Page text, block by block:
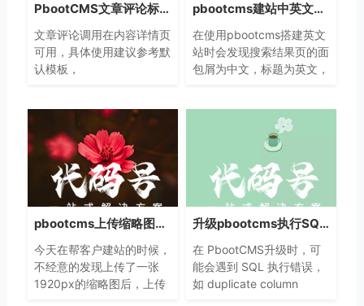
PbootCMS文章评论标签使用说明
文章评论调用在内容详情页
可用，具体使用建议参考默
认模板，
{pboot:commentaction}
评论提交地址
pbootcms建站中英文站搜索结果页标题面包屑是中文怎么修改
在使用pbootcms搭建英文
站时会发现搜索结果页的面
包屑为中文，标题为英文，
pbootcms上传缩略图限制尺寸的方法
今天在帮客户建站的时候，
不经意的发现上传了一张
1920px的缩略图后，上传
升级pbootcms执行SQL发生错误duplicate column name: picstitle
在 PbootCMS升级时，可
能会遇到 SQL 执行错误，
如 duplicate column